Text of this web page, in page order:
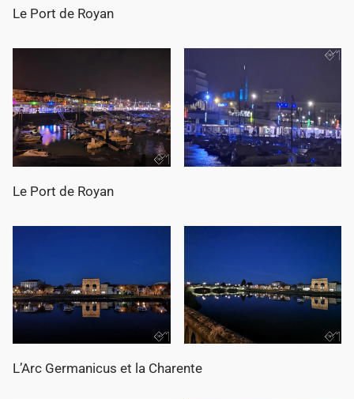
Le Port de Royan
Le Port de Royan
L’Arc Germanicus et la Charente